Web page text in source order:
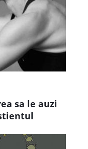
sa le auzi